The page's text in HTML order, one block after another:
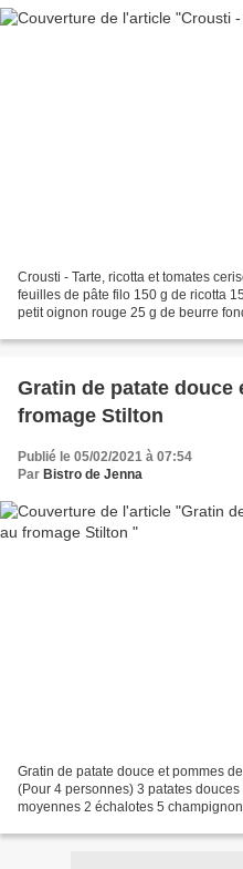
Crousti - Tarte, ricotta et tomates
feuilles de pâte filo 150 g de ricotta
petit oignon rouge 25 g de beurre
Gratin de patate douce
fromage Stilton
Publié le 05/02/2021 à 07:54
Par Bistro de Jenna
Gratin de patate douce et pommes
(Pour 4 personnes) 3 patates
moyennes 2 échalotes 5